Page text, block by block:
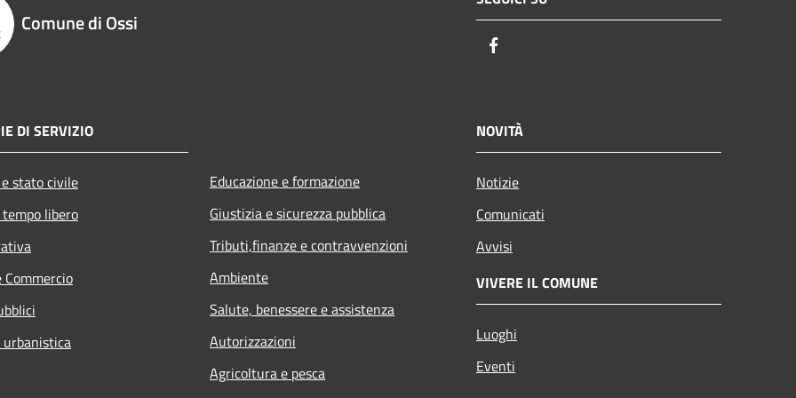
Comune di Ossi
DI SERVIZIO
stato civile
libero
Commercio
urbanistica
Educazione e formazione
Giustizia e sicurezza pubblica
Tributi,finanze e contravvenzioni
Ambiente
Salute, benessere e assistenza
Autorizzazioni
Agricoltura e pesca
NOVITÀ
Notizie
Comunicati
Avvisi
VIVERE IL COMUNE
Luoghi
Eventi